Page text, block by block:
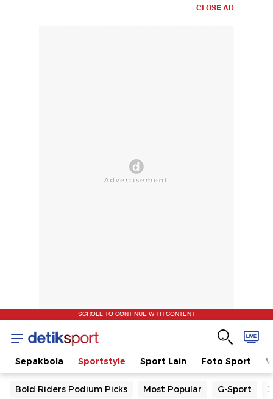
CLOSE AD
SCROLL TO CONTINUE WITH CONTENT
Sepakbola Sportstyle Sport Lain Foto Sport
Bold Riders Podium Picks Most Popular G-Sport